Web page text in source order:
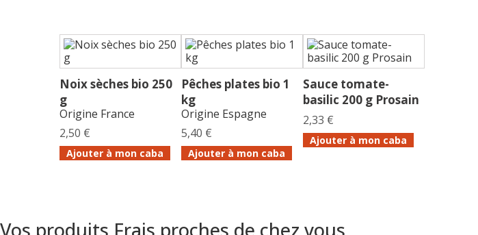
Noix sèches bio 250
g
Origine France
2,50 €
Ajouter à mon caba
Pêches plates bio 1
kg
Origine Espagne
5,40 €
Ajouter à mon caba
Sauce tomate-
basilic 200 g Prosain
2,33 €
Ajouter à mon caba
Vos produits Frais proches de chez vous